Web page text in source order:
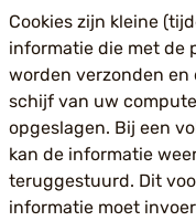
Cookies zijn kleine
informatie die met de
worden verzonden en
schijf van uw
opgeslagen. Bij een
kan de informatie
teruggestuurd. Dit
informatie moet